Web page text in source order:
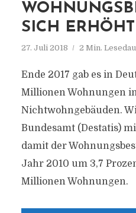
SICH ERHÖHT
27. Juli 2018 2 Min.
Ende 2017 gab es in
Millionen Wohnungen
Nichtwohngebäuden.
Bundesamt (Destatis)
damit der
Jahr 2010 um 3,7
Millionen Wohnungen.